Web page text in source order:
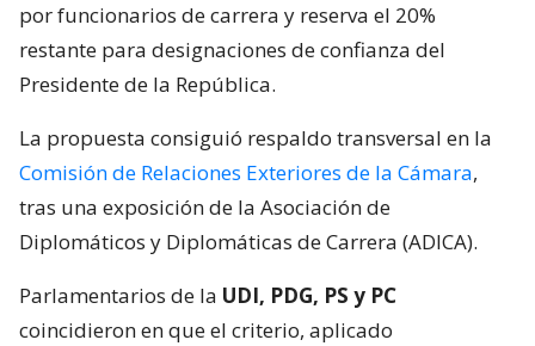
por funcionarios de carrera y reserva el 20%
restante para designaciones de confianza del
Presidente de la República.
La propuesta consiguió respaldo transversal en la
Comisión de Relaciones Exteriores de la Cámara,
tras una exposición de la Asociación de
Diplomáticos y Diplomáticas de Carrera (ADICA).
Parlamentarios de la UDI, PDG, PS y PC
coincidieron en que el criterio, aplicado